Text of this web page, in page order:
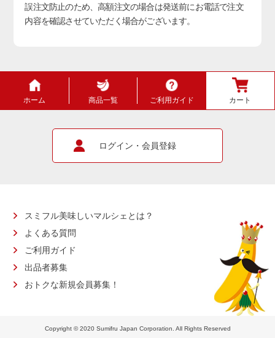
誤注文防止のため、高額注文の場合は発送前にお電話で注文
内容を確認させていただく場合がございます。
ホーム 商品一覧 ご利用ガイド カート
ログイン・会員登録
スミフル美味しいマルシェとは？
よくある質問
ご利用ガイド
出品者募集
おトクな新規会員募集！
Copyright © 2020 Sumifru Japan Corporation. All Rights Reserved